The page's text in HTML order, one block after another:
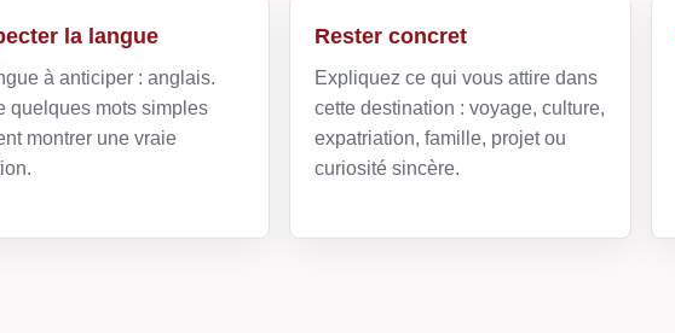
la langue
à anticiper : anglais.
quelques mots simples
montrer une vraie
Rester concret
Expliquez ce qui vous attire dans
cette destination : voyage, culture,
expatriation, famille, projet ou
curiosité sincère.